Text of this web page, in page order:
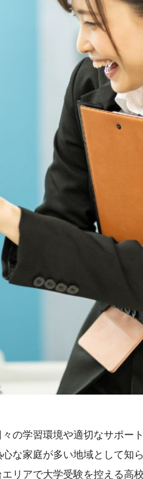
の学習環境や適切なサポー
な家庭が多い地域として知
リアで大学受験を控える高